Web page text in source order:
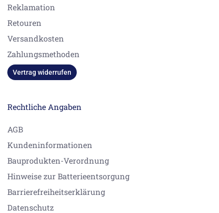
Reklamation
Retouren
Versandkosten
Zahlungsmethoden
Vertrag widerrufen
Rechtliche Angaben
AGB
Kundeninformationen
Bauprodukten-Verordnung
Hinweise zur Batterieentsorgung
Barrierefreiheitserklärung
Datenschutz